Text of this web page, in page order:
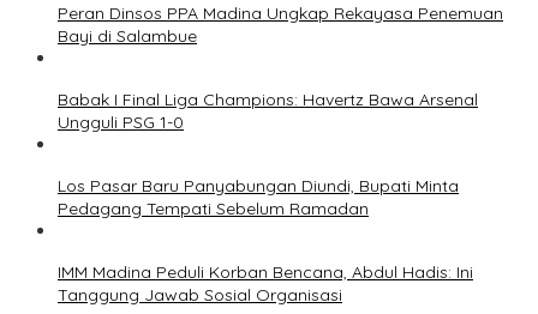
Peran Dinsos PPA Madina Ungkap Rekayasa Penemuan
Bayi di Salambue
Babak I Final Liga Champions: Havertz Bawa Arsenal
Ungguli PSG 1-0
Los Pasar Baru Panyabungan Diundi, Bupati Minta
Pedagang Tempati Sebelum Ramadan
IMM Madina Peduli Korban Bencana, Abdul Hadis: Ini
Tanggung Jawab Sosial Organisasi